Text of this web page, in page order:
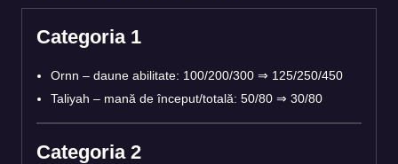
Categoria 1
Ornn – daune abilitate: 100/200/300 ⇒ 125/250/450
Taliyah – mană de început/totală: 50/80 ⇒ 30/80
Categoria 2